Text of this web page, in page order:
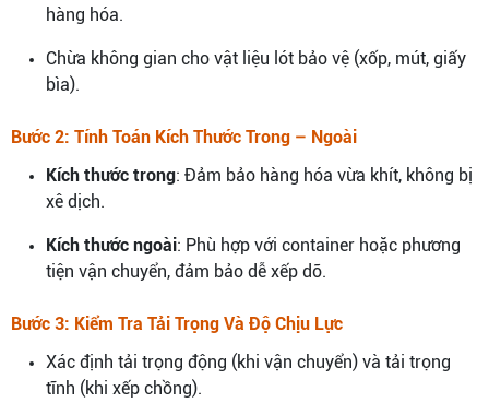
hàng hóa.
Chừa không gian cho vật liệu lót bảo vệ (xốp, mút, giấy
bìa).
Bước 2: Tính Toán Kích Thước Trong – Ngoài
Kích thước trong: Đảm bảo hàng hóa vừa khít, không bị
xê dịch.
Kích thước ngoài: Phù hợp với container hoặc phương
tiện vận chuyển, đảm bảo dễ xếp dỡ.
Bước 3: Kiểm Tra Tải Trọng Và Độ Chịu Lực
Xác định tải trọng động (khi vận chuyển) và tải trọng
tĩnh (khi xếp chồng).